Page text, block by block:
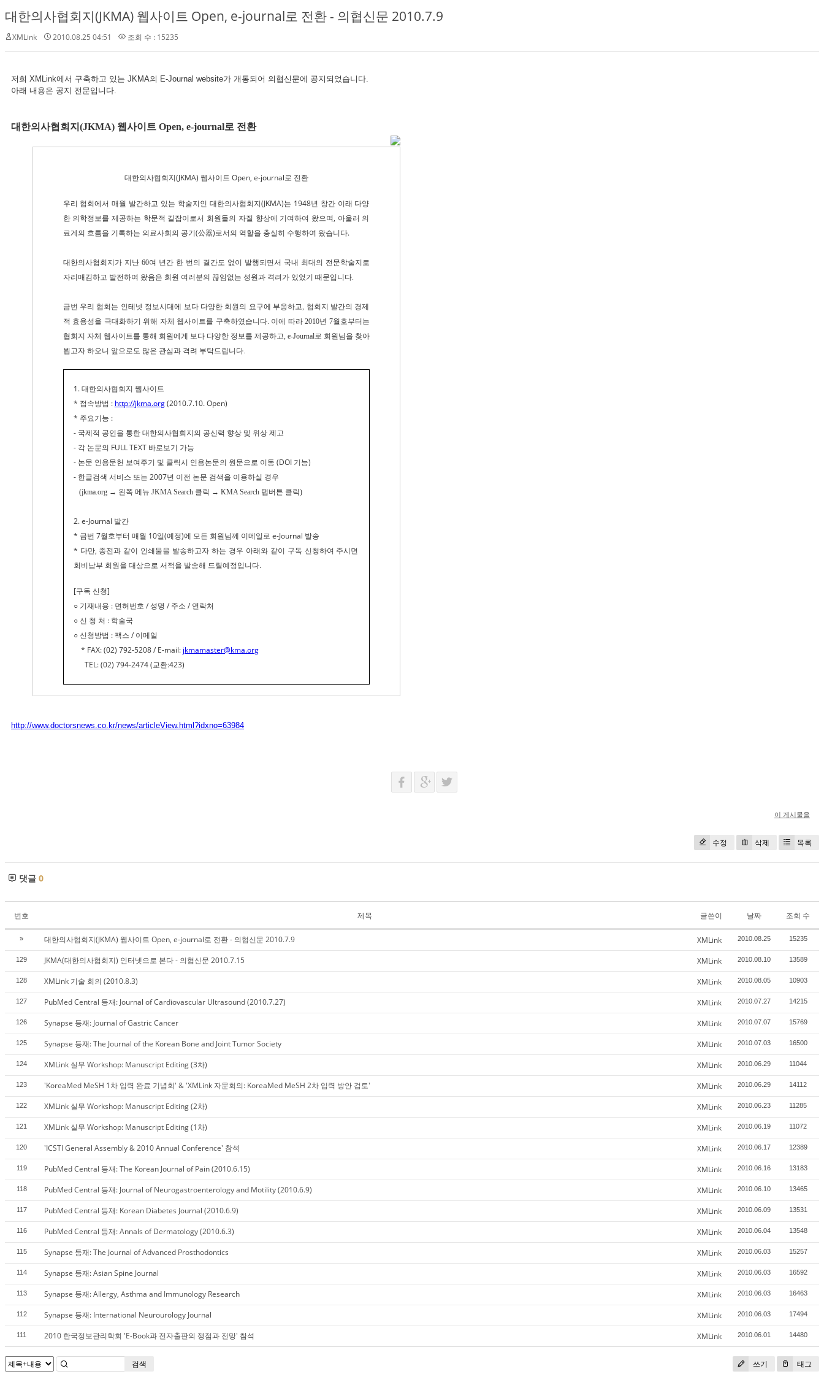
대한의사협회지(JKMA) 웹사이트 Open, e-journal로 전환 - 의협신문 2010.7.9
XMLink 2010.08.25 04:51 조회 수 : 15235
저희 XMLink에서 구축하고 있는 JKMA의 E-Journal website가 개통되어 의협신문에 공지되었습니다.
아래 내용은 공지 전문입니다.
대한의사협회지(JKMA) 웹사이트 Open, e-journal로 전환
대한의사협회지(JKMA) 웹사이트 Open, e-journal로 전환
우리 협회에서 매월 발간하고 있는 학술지인 대한의사협회지(JKMA)는 1948년 창간 이래 다양
한 의학정보를 제공하는 학문적 길잡이로서 회원들의 자질 향상에 기여하여 왔으며, 아울러 의
료계의 흐름을 기록하는 의료사회의 공기(公器)로서의 역할을 충실히 수행하여 왔습니다.
대한의사협회지가 지난 60여 년간 한 번의 결간도 없이 발행되면서 국내 최대의 전문학술지로
자리매김하고 발전하여 왔음은 회원 여러분의 끊임없는 성원과 격려가 있었기 때문입니다.
금번 우리 협회는 인테넷 정보시대에 보다 다양한 회원의 요구에 부응하고, 협회지 발간의 경제
적 효용성을 극대화하기 위해 자체 웹사이트를 구축하였습니다. 이에 따라 2010년 7월호부터는
협회지 자체 웹사이트를 통해 회원에게 보다 다양한 정보를 제공하고, e-Journal로 회원님을 찾아
뵙고자 하오니 앞으로도 많은 관심과 격려 부탁드립니다.
1. 대한의사협회지 웹사이트
* 접속방법 : http://jkma.org(2010.7.10. Open)
* 주요기능 :
- 국제적 공인을 통한 대한의사협회지의 공신력 향상 및 위상 제고
- 각 논문의 FULL TEXT 바로보기 가능
- 논문 인용문헌 보여주기 및 클릭시 인용논문의 원문으로 이동 (DOI 기능)
- 한글검색 서비스 또는 2007년 이전 논문 검색을 이용하실 경우
(jkma.org → 왼쪽 메뉴 JKMA Search 클릭 → KMA Search 탭버튼 클릭)
2. e-Journal 발간
* 금번 7월호부터 매월 10일(예정)에 모든 회원님께 이메일로 e-Journal 발송
* 다만, 종전과 같이 인쇄물을 발송하고자 하는 경우 아래와 같이 구독 신청하여 주시면
회비납부 회원을 대상으로 서적을 발송해 드릴예정입니다.
[구독 신청]
○ 기재내용 : 면허번호 / 성명 / 주소 / 연락처
○ 신 청 처 : 학술국
○ 신청방법 : 팩스 / 이메일
* FAX: (02) 792-5208 / E-mail: jkmamaster@kma.org
TEL: (02) 794-2474 (교환:423)
http://www.doctorsnews.co.kr/news/articleView.html?idxno=63984
이 게시물을
수정 삭제 목록
댓글 0
번호 제목 글쓴이 날짜 조회 수
» 대한의사협회지(JKMA) 웹사이트 Open, e-journal로 전환 - 의협신문 2010.7.9 XMLink 2010.08.25 15235
129 JKMA(대한의사협회지) 인터넷으로 본다 - 의협신문 2010.7.15 XMLink 2010.08.10 13589
128 XMLink 기술 회의 (2010.8.3) XMLink 2010.08.05 10903
127 PubMed Central 등재: Journal of Cardiovascular Ultrasound (2010.7.27) XMLink 2010.07.27 14215
126 Synapse 등재: Journal of Gastric Cancer XMLink 2010.07.07 15769
125 Synapse 등재: The Journal of the Korean Bone and Joint Tumor Society XMLink 2010.07.03 16500
124 XMLink 실무 Workshop: Manuscript Editing (3차) XMLink 2010.06.29 11044
123 'KoreaMed MeSH 1차 입력 완료 기념회' & 'XMLink 자문회의: KoreaMed MeSH 2차 입력 방안 검토' XMLink 2010.06.29 14112
122 XMLink 실무 Workshop: Manuscript Editing (2차) XMLink 2010.06.23 11285
121 XMLink 실무 Workshop: Manuscript Editing (1차) XMLink 2010.06.19 11072
120 'ICSTI General Assembly & 2010 Annual Conference' 참석 XMLink 2010.06.17 12389
119 PubMed Central 등재: The Korean Journal of Pain (2010.6.15) XMLink 2010.06.16 13183
118 PubMed Central 등재: Journal of Neurogastroenterology and Motility (2010.6.9) XMLink 2010.06.10 13465
117 PubMed Central 등재: Korean Diabetes Journal (2010.6.9) XMLink 2010.06.09 13531
116 PubMed Central 등재: Annals of Dermatology (2010.6.3) XMLink 2010.06.04 13548
115 Synapse 등재: The Journal of Advanced Prosthodontics XMLink 2010.06.03 15257
114 Synapse 등재: Asian Spine Journal XMLink 2010.06.03 16592
113 Synapse 등재: Allergy, Asthma and Immunology Research XMLink 2010.06.03 16463
112 Synapse 등재: International Neurourology Journal XMLink 2010.06.03 17494
111 2010 한국정보관리학회 'E-Book과 전자출판의 쟁점과 전망' 참석 XMLink 2010.06.01 14480
쓰기 태그
검색